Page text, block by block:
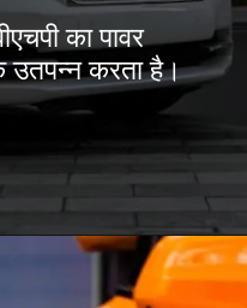
का पावर
उतपन्न करता है।